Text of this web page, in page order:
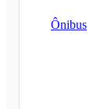
Ônibus